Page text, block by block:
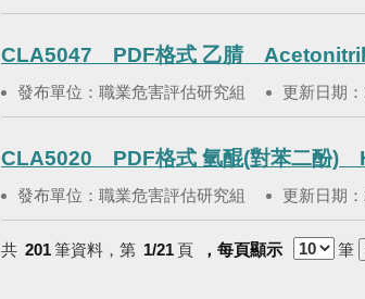
CLA5047 PDF格式 乙腈
發布單位：職業危害評估研究組 更新日期
CLA5020 PDF格式 氫醌(對苯二酚)
發布單位：職業危害評估研究組 更新日期
共 201筆資料，第 1/21 頁 ，每頁顯示 筆